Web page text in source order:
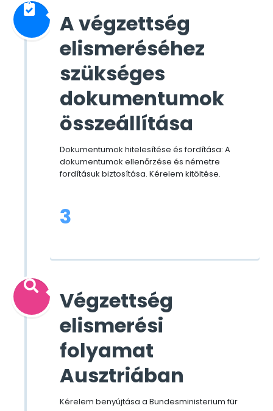
A végzettség
elismeréséhez
szükséges
dokumentumok
összeállítása
Dokumentumok hitelesítése és fordítása: A
dokumentumok ellenőrzése és németre
fordításuk biztosítása. Kérelem kitöltése.
3
Végzettség
elismerési
folyamat
Ausztriában
Kérelem benyújtása a Bundesministerium für